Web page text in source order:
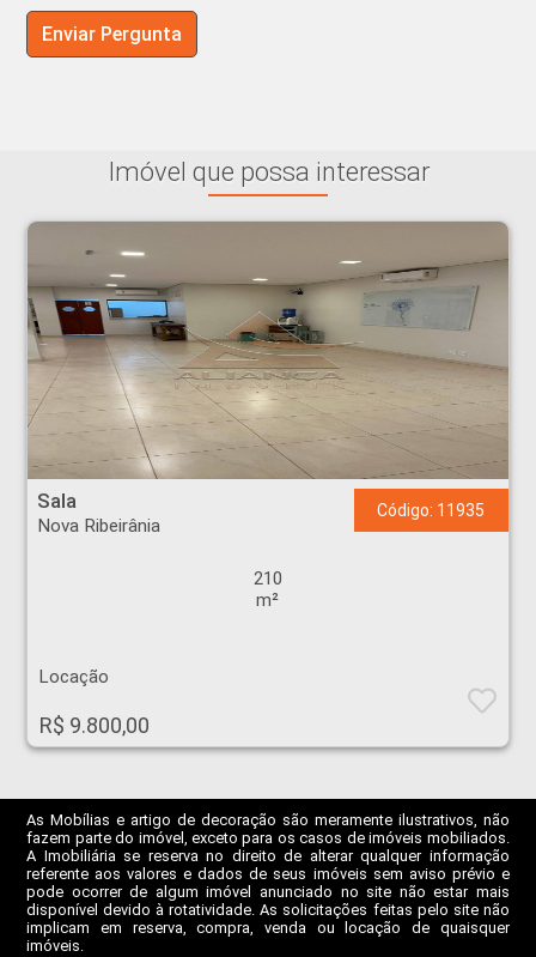
Imóvel que possa interessar
Sala - Nova Ribeirânia - Ribeirão Preto
Sala
Nova Ribeirânia
Código: 11935
210
m²
Locação
R$ 9.800,00
As Mobílias e artigo de decoração são meramente ilustrativos, não
fazem parte do imóvel, exceto para os casos de imóveis mobiliados.
A Imobiliária se reserva no direito de alterar qualquer informação
referente aos valores e dados de seus imóveis sem aviso prévio e
pode ocorrer de algum imóvel anunciado no site não estar mais
disponível devido à rotatividade. As solicitações feitas pelo site não
implicam em reserva, compra, venda ou locação de quaisquer
imóveis.